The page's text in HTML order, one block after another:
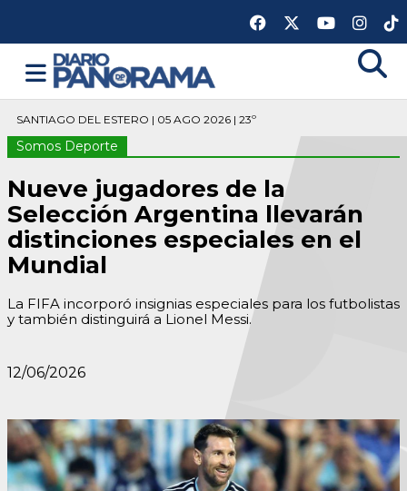
SANTIAGO DEL ESTERO | 05 AGO 2026 | 23º
Somos Deporte
Nueve jugadores de la
Selección Argentina llevarán
distinciones especiales en el
Mundial
La FIFA incorporó insignias especiales para los futbolistas
y también distinguirá a Lionel Messi.
12/06/2026